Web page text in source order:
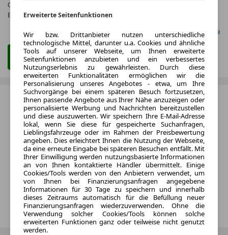
CO
Effizienzklasse: G
Gefunden auf LeasingMarkt.de
Zum Leasing Angebot
Erweiterte Seitenfunktionen
Wir bzw. Drittanbieter nutzen unterschiedliche
technologische Mittel, darunter u.a. Cookies und ähnliche
Tools auf unserer Webseite, um Ihnen erweiterte
Seitenfunktionen anzubieten und ein verbessertes
Nutzungserlebnis zu gewährleisten. Durch diese
erweiterten Funktionalitäten ermöglichen wir die
Personalisierung unseres Angebotes - etwa, um Ihre
Suchvorgänge bei einem späteren Besuch fortzusetzen,
Ihnen passende Angebote aus Ihrer Nähe anzuzeigen oder
personalisierte Werbung und Nachrichten bereitzustellen
und diese auszuwerten. Wir speichern Ihre E-Mail-Adresse
lokal, wenn Sie diese für gespeicherte Suchanfragen,
Lieblingsfahrzeuge oder im Rahmen der Preisbewertung
angeben. Dies erleichtert Ihnen die Nutzung der Webseite,
da eine erneute Eingabe bei späteren Besuchen entfällt. Mit
Ihrer Einwilligung werden nutzungsbasierte Informationen
an von Ihnen kontaktierte Händler übermittelt. Einige
Cookies/Tools werden von den Anbietern verwendet, um
von Ihnen bei Finanzierungsanfragen angegebene
Informationen für 30 Tage zu speichern und innerhalb
dieses Zeitraums automatisch für die Befüllung neuer
Finanzierungsanfragen wiederzuverwenden. Ohne die
Verwendung solcher Cookies/Tools können solche
erweiterten Funktionen ganz oder teilweise nicht genutzt
werden.